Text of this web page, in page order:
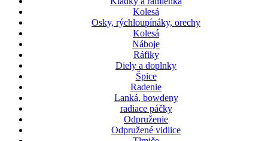
Kolesá
Osky, rýchloupínáky, orechy
Kolesá
Náboje
Ráfiky
Diely a doplnky
Špice
Radenie
Lanká, bowdeny
radiace páčky
Odpruženie
Odpružené vidlice